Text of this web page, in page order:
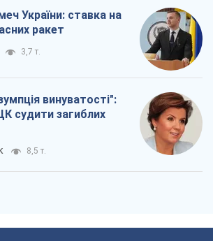
України: ставка на
ракет
3,7 т.
винуватості":
судити загиблих
8,5 т.